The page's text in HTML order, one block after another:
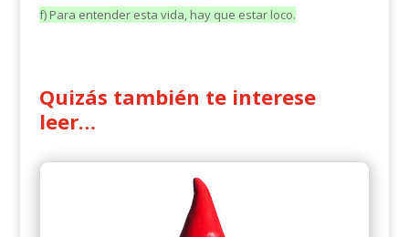
f) Para entender esta vida, hay que estar loco.
Quizás también te interese
leer…